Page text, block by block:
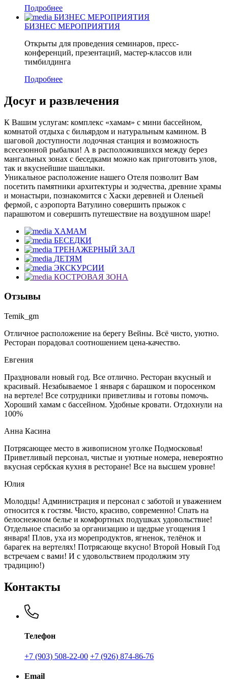
Подробнее
БИЗНЕС МЕРОПРИЯТИЯ
БИЗНЕС МЕРОПРИЯТИЯ
Открыты для проведения семинаров, пресс-
конференций, презентаций, мастер-классов или
тимбилдинга
Подробнее
Досуг и развлечения
К Вашим услугам: комплекс «хамам» с мини бассейном,
комнатой отдыха с бильярдом и натуральным камином. В
шаговой доступности лодочная станция и возможность
всесезонной рыбалки! А в расположившихся между берез
мангальных зонах с беседками можно как приготовить улов,
так и вкуснейшие шашлыки.
Уникальное расположение нашего Отеля позволит Вам
посетить памятники архитектуры и зодчества, древние храмы
и монастыри, познакомится с Хаски деревней и Оленьей
фермой, с аэропорта Ватулино совершить прыжок с
парашютом и совершить путешествие на воздушном шаре!
ХАМАМ
БЕСЕДКИ
ТРЕНАЖЕРНЫЙ ЗАЛ
ДЕТЯМ
ЭКСКУРСИИ
КОСТРОВАЯ ЗОНА
Отзывы
Temik_gm
Отличное расположение на берегу Вейны. Всё чисто, уютно.
Ресторан порадовал соотношением цена-качество.
Евгения
Праздновали новый год. Все отлично. Ресторан вкусный и
красивый. Незабываемое 1 января с барашком и поросенком
на вертеле! Все сотрудники приветливы и готовы помочь.
Хороший хамам с бассейном. Удобные кровати. Отдохнули на
100%
Анна Касина
Потрясающее место в живописном уголке Подмосковья!
Приветливый персонал, чистые и уютные номера, невероятно
вкусная сербская кухня в ресторане! Все на высшем уровне!
Юлия
Молодцы! Администрация и персонал с заботой и уважением
относится к гостям. Чисто, красиво, современно! Спать на
белоснежном белье и комфортных подушках удовольствие!
Отдельное спасибо за организацию и щедрые угощения 1
января! Плов, уха из морепродуктов, ягненок, телёнок и
барагек на вертелях! Потрясающе вкусно! Второй Новый Год
встречаем с вами! И с удовольствием продолжим эту
традицию!)
Контакты
Телефон
+7 (903) 508-22-00 +7 (926) 874-86-76
Email